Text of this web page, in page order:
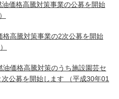
価格高騰対策事業の公募を開始
高騰対策事業の2次公募を開始
価格高騰対策のうち施設園芸セ
公募を開始します
（平成30年01